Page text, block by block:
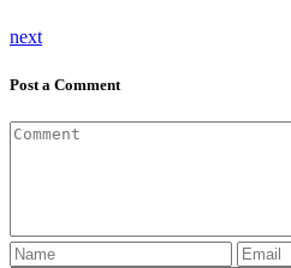
next
Post a Comment